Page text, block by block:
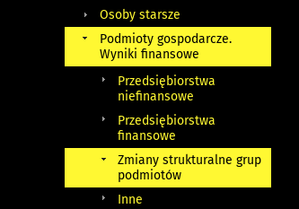
Osoby starsze
Podmioty gospodarcze.
Wyniki finansowe
Przedsiębiorstwa
niefinansowe
Przedsiębiorstwa
finansowe
Zmiany strukturalne grup
podmiotów
Inne